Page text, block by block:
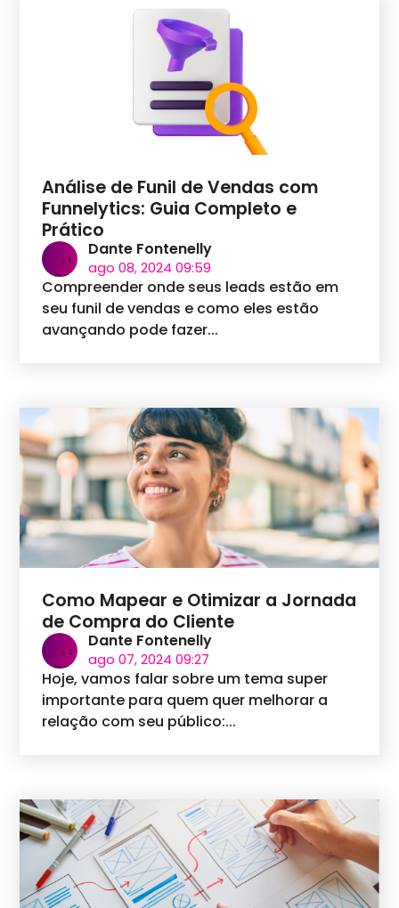
Análise de Funil de Vendas com
Funnelytics: Guia Completo e
Prático
Dante Fontenelly
ago 08, 2024 09:59
Compreender onde seus leads estão em
seu funil de vendas e como eles estão
avançando pode fazer...
Como Mapear e Otimizar a Jornada
de Compra do Cliente
Dante Fontenelly
ago 07, 2024 09:27
Hoje, vamos falar sobre um tema super
importante para quem quer melhorar a
relação com seu público:...